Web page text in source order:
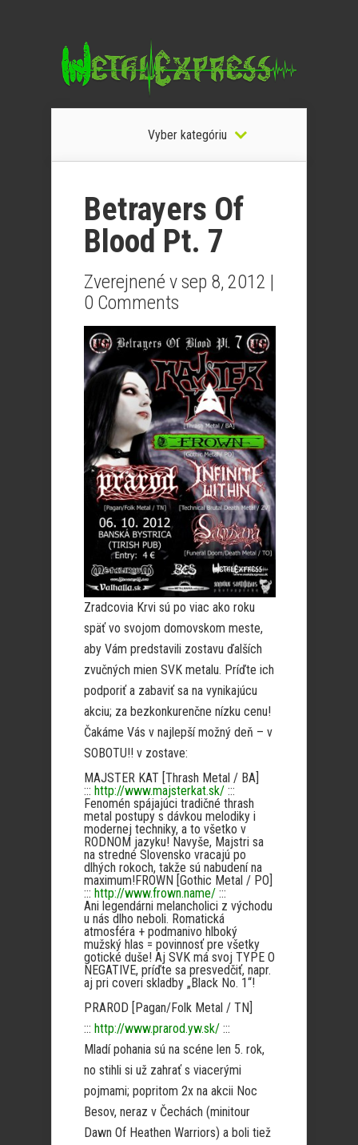
Vyber kategóriu
Betrayers Of
Blood Pt. 7
Zverejnené v sep 8, 2012 |
0 Comments
Zradcovia Krvi sú po viac ako roku
späť vo svojom domovskom meste,
aby Vám predstavili zostavu ďalších
zvučných mien SVK metalu. Príďte ich
podporiť a zabaviť sa na vynikajúcu
akciu; za bezkonkurenčne nízku cenu!
Čakáme Vás v najlepší možný deň – v
SOBOTU!! v zostave:
MAJSTER KAT [Thrash Metal / BA]
::: http://www.majsterkat.sk/ :::
Fenomén spájajúci tradičné thrash
metal postupy s dávkou melodiky i
modernej techniky, a to všetko v
RODNOM jazyku! Navyše, Majstri sa
na stredné Slovensko vracajú po
dlhých rokoch, takže sú nabudení na
maximum!FROWN [Gothic Metal / PO]
::: http://www.frown.name/ :::
Ani legendárni melancholici z východu
u nás dlho neboli. Romatická
atmosféra + podmanivo hlboký
mužský hlas = povinnosť pre všetky
gotické duše! Aj SVK má svoj TYPE O
NEGATIVE, príďte sa presvedčiť, napr.
aj pri coveri skladby „Black No. 1“!
PRAROD [Pagan/Folk Metal / TN]
::: http://www.prarod.yw.sk/ :::
Mladí pohania sú na scéne len 5. rok,
no stihli si už zahrať s viacerými
pojmami; popritom 2x na akcii Noc
Besov, neraz v Čechách (minitour
Dawn Of Heathen Warriors) a boli tiež